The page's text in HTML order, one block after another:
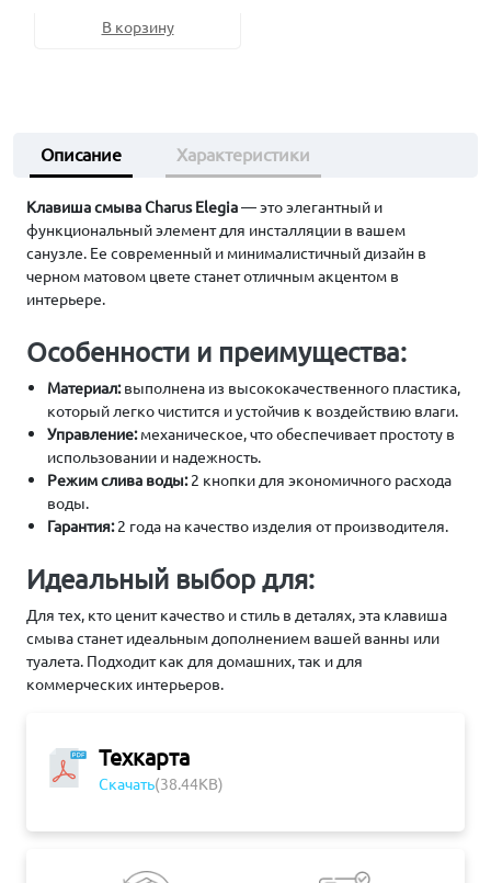
В корзину
Описание Характеристики
Техкарта
Скачать(38.44KB)
Клавиша смыва Charus Elegia— это элегантный и
функциональный элемент для инсталляции в вашем
санузле. Ее современный и минималистичный дизайн в
черном матовом цвете станет отличным акцентом в
интерьере.
Особенности и преимущества:
Материал:выполнена из высококачественного пластика,
который легко чистится и устойчив к воздействию влаги.
Управление:механическое, что обеспечивает простоту в
использовании и надежность.
Режим слива воды:2 кнопки для экономичного расхода
воды.
Гарантия:2 года на качество изделия от производителя.
Идеальный выбор для:
Для тех, кто ценит качество и стиль в деталях, эта клавиша
смыва станет идеальным дополнением вашей ванны или
туалета. Подходит как для домашних, так и для
коммерческих интерьеров.